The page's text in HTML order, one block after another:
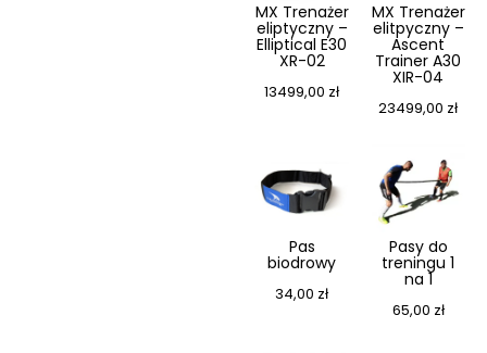
MX Trenażer
eliptyczny –
Elliptical E30
XR-02
13499,00 zł
MX Trenażer
elitpyczny –
Ascent
Trainer A30
XIR-04
23499,00 zł
Pas
biodrowy
34,00 zł
Pasy do
treningu 1
na 1
65,00 zł